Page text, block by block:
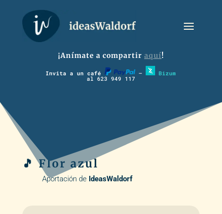
¡Anímate a compartir aquí!
Invita a un café – Bizum
al 623 949 117
🎵 Flor azul
Aportación de IdeasWaldorf